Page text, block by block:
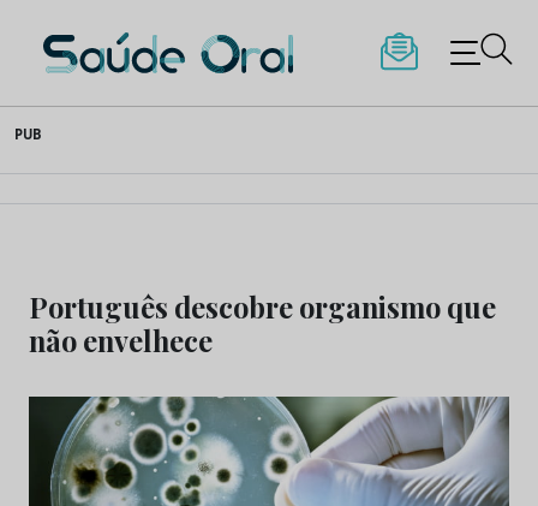
to
content
Saúde Oral
PUB
Português descobre organismo que
não envelhece